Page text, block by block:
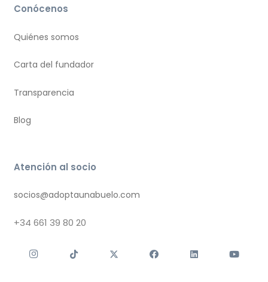
Conócenos
Quiénes somos
Carta del fundador
Transparencia
Blog
Atención al socio
socios@adoptaunabuelo.com
+34 661 39 80 20